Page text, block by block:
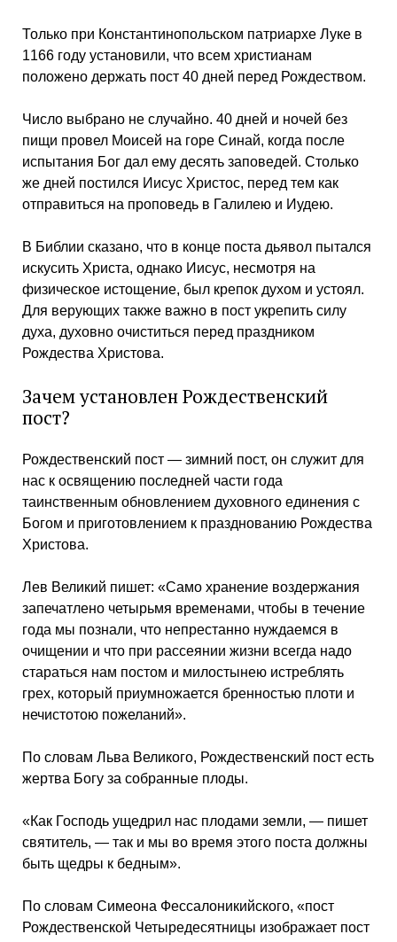
Только при Константинопольском патриархе Луке в
1166 году установили, что всем христианам
положено держать пост 40 дней перед Рождеством.
Число выбрано не случайно. 40 дней и ночей без
пищи провел Моисей на горе Синай, когда после
испытания Бог дал ему десять заповедей. Столько
же дней постился Иисус Христос, перед тем как
отправиться на проповедь в Галилею и Иудею.
В Библии сказано, что в конце поста дьявол пытался
искусить Христа, однако Иисус, несмотря на
физическое истощение, был крепок духом и устоял.
Для верующих также важно в пост укрепить силу
духа, духовно очиститься перед праздником
Рождества Христова.
Зачем установлен Рождественский
пост?
Рождественский пост — зимний пост, он служит для
нас к освящению последней части года
таинственным обновлением духовного единения с
Богом и приготовлением к празднованию Рождества
Христова.
Лев Великий пишет: «Само хранение воздержания
запечатлено четырьмя временами, чтобы в течение
года мы познали, что непрестанно нуждаемся в
очищении и что при рассеянии жизни всегда надо
стараться нам постом и милостынею истреблять
грех, который приумножается бренностью плоти и
нечистотою пожеланий».
По словам Льва Великого, Рождественский пост есть
жертва Богу за собранные плоды.
«Как Господь ущедрил нас плодами земли, — пишет
святитель, — так и мы во время этого поста должны
быть щедры к бедным».
По словам Симеона Фессалоникийского, «пост
Рождественской Четыредесятницы изображает пост